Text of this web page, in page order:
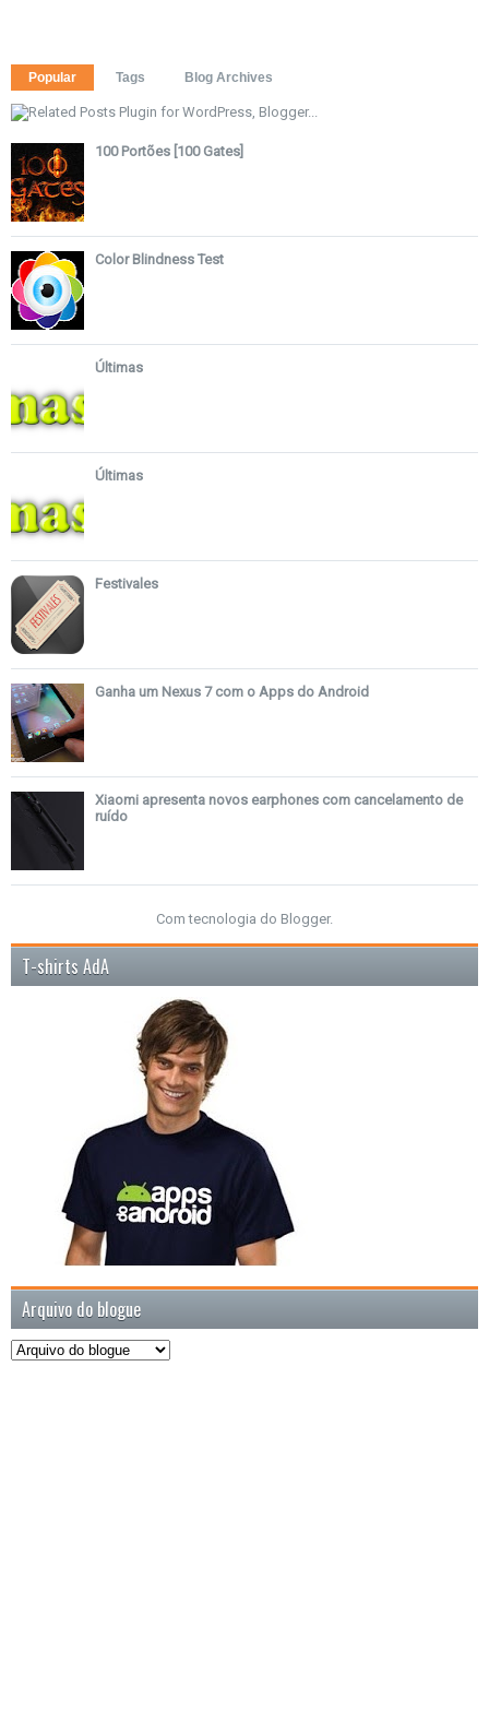
Popular Tags Blog Archives
100 Portões [100 Gates]
Color Blindness Test
Últimas
Últimas
Festivales
Ganha um Nexus 7 com o Apps do Android
Xiaomi apresenta novos earphones com cancelamento de
ruído
Com tecnologia do Blogger.
T-shirts AdA
Arquivo do blogue